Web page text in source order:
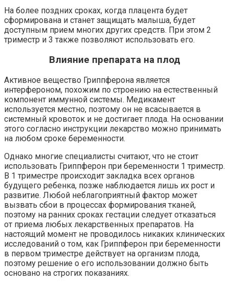
На более поздних сроках, когда плацента будет
сформирована и станет защищать малыша, будет
доступным прием многих других средств. При этом 2
триместр и 3 также позволяют использовать его.
Влияние препарата на плод
Активное вещество Гриппферона является
интерфероном, похожим по строению на естественный
компонент иммунной системы. Медикамент
используется местно, поэтому он не всасывается в
системный кровоток и не достигает плода. На основании
этого согласно инструкции лекарство можно принимать
на любом сроке беременности.
Однако многие специалисты считают, что не стоит
использовать Гриппферон при беременности 1 триместр.
В 1 триместре происходит закладка всех органов
будущего ребенка, позже наблюдается лишь их рост и
развитие. Любой неблагоприятный фактор может
вызвать сбои в процессах формирования тканей,
поэтому на ранних сроках гестации следует отказаться
от приема любых лекарственных препаратов. На
настоящий момент не проводилось никаких клинических
исследований о том, как Гриппферон при беременности
в первом триместре действует на организм плода,
поэтому решение о его использовании должно быть
основано на строгих показаниях.